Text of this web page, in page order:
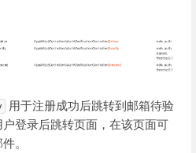
用于注册成功后跳转到邮箱待验
登录后跳转页面，在该页面可
。